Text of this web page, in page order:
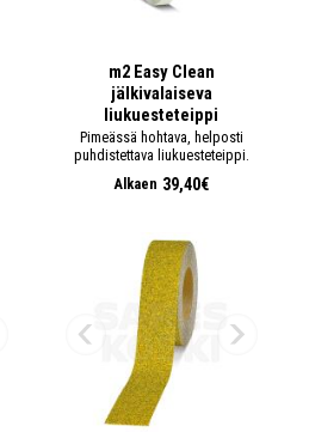
m2 Easy Clean
jälkivalaiseva
liukuesteteippi
Pimeässä hohtava, helposti
puhdistettava liukuesteteippi.
Alkaen 39,40€